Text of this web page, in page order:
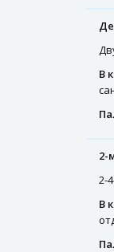
В
2-
2-
В